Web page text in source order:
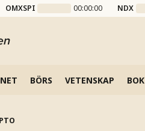
OMXSPI 00:00:00 NDX
BÖRS VETENSKAP BOK